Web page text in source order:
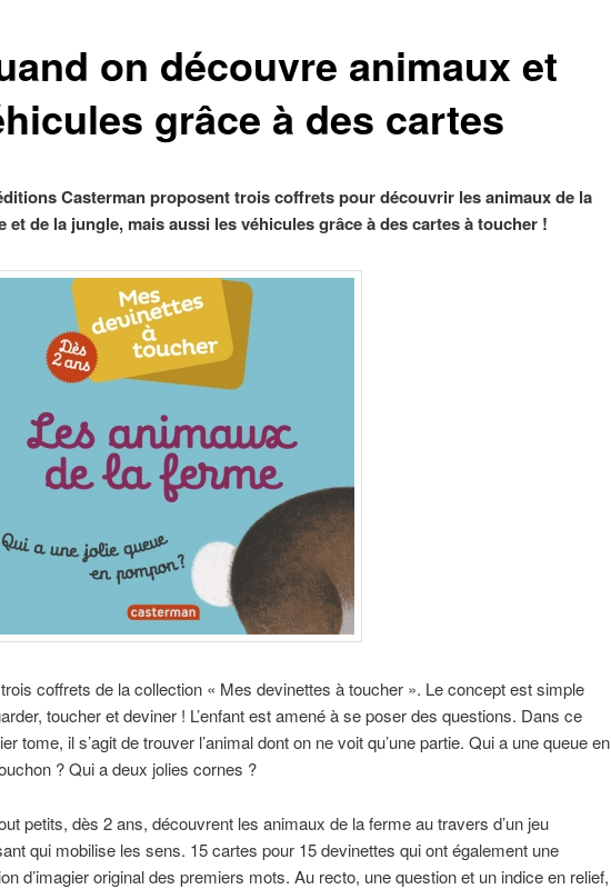
on découvre animaux et
grâce à des cartes
Casterman proposent trois coffrets pour découvrir les animaux de la
et de la jungle, mais aussi les véhicules grâce à des cartes à toucher !
coffrets de la collection « Mes devinettes à toucher ». Le concept est simple
toucher et deviner ! L’enfant est amené à se poser des questions. Dans ce
tome, il s’agit de trouver l’animal dont on ne voit qu’une partie. Qui a une queue en
? Qui a deux jolies cornes ?
petits, dès 2 ans, découvrent les animaux de la ferme au travers d’un jeu
qui mobilise les sens. 15 cartes pour 15 devinettes qui ont également une
d’imagier original des premiers mots. Au recto, une question et un indice en relief,